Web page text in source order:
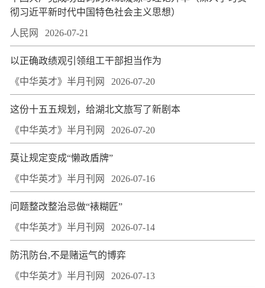
彻习近平新时代中国特色社会主义思想）
人民网 2026-07-21
以正确政绩观引领组工干部担当作为
《中华英才》半月刊网 2026-07-20
这份十五五规划，给湖北文旅写了新剧本
《中华英才》半月刊网 2026-07-20
莫让规定变成“懒政盾牌”
《中华英才》半月刊网 2026-07-16
问题整改整治忌做“裱糊匠”
《中华英才》半月刊网 2026-07-14
防汛防台,不是赌运气的博弈
《中华英才》半月刊网 2026-07-13